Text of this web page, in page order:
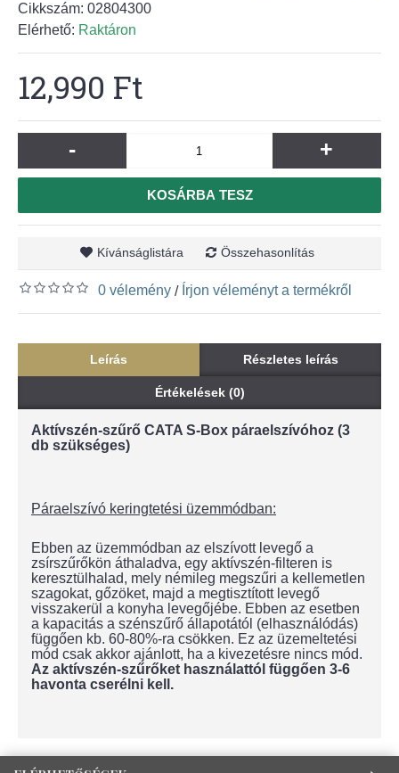
Cikkszám: 02804300
Elérhető: Raktáron
12,990 Ft
- +
KOSÁRBA TESZ
Kívánságlistára Összehasonlítás
0 vélemény / Írjon véleményt a termékről
Leírás Részletes leírás
Értékelések (0)
Aktívszén-szűrő CATA S-Box páraelszívóhoz (3
db szükséges)
Páraelszívó keringtetési üzemmódban:
Ebben az üzemmódban az elszívott levegő a
zsírszűrőkön áthaladva, egy aktívszén-filteren is
keresztülhalad, mely némileg megszűri a kellemetlen
szagokat, gőzöket, majd a megtisztított levegő
visszakerül a konyha levegőjébe. Ebben az esetben
a kapacitás a szénszűrő állapotától (elhasználódás)
függően kb. 60-80%-ra csökken. Ez az üzemeltetési
mód csak akkor ajánlott, ha a kivezetésre nincs mód.
Az aktívszén-szűrőket használattól függően 3-6
havonta cserélni kell.